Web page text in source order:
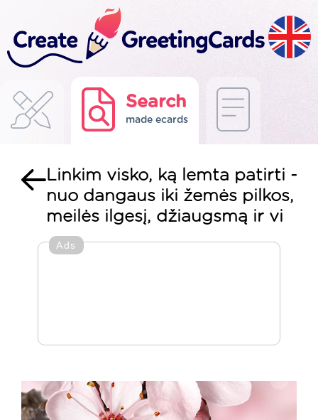
Search
made ecards
Linkim visko, ką lemta patirti -
nuo dangaus iki žemės pilkos,
meilės ilgesį, džiaugsmą ir vi
Ads